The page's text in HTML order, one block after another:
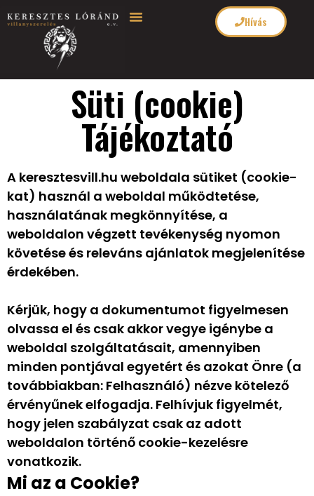
Hívás
Süti (cookie)
Tájékoztató
A keresztesvill.hu weboldala sütiket (cookie-
kat) használ a weboldal működtetése,
használatának megkönnyítése, a
weboldalon végzett tevékenység nyomon
követése és releváns ajánlatok megjelenítése
érdekében.
Kérjük, hogy a dokumentumot figyelmesen
olvassa el és csak akkor vegye igénybe a
weboldal szolgáltatásait, amennyiben
minden pontjával egyetért és azokat Önre (a
továbbiakban: Felhasználó) nézve kötelező
érvényűnek elfogadja. Felhívjuk figyelmét,
hogy jelen szabályzat csak az adott
weboldalon történő cookie-kezelésre
vonatkozik.
Mi az a Cookie?